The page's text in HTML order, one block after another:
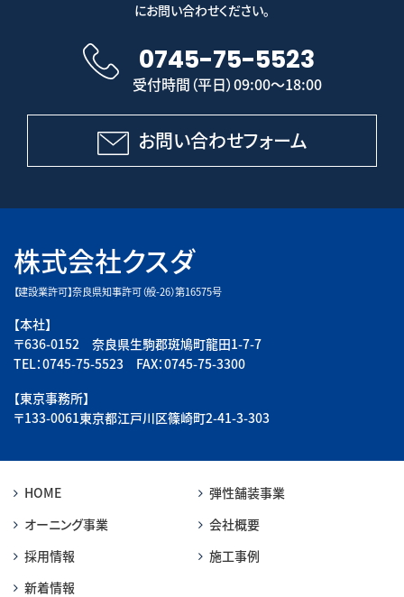
にお問い合わせください。
0745-75-5523
受付時間（平日）09:00～18:00
お問い合わせフォーム
株式会社クスダ
【建設業許可】奈良県知事許可（般-26）第16575号
【本社】
〒636-0152 奈良県生駒郡斑鳩町龍田1-7-7
TEL：0745-75-5523 FAX：0745-75-3300
【東京事務所】
〒133-0061東京都江戸川区篠崎町2-41-3-303
HOME
弾性舗装事業
オーニング事業
会社概要
採用情報
施工事例
新着情報